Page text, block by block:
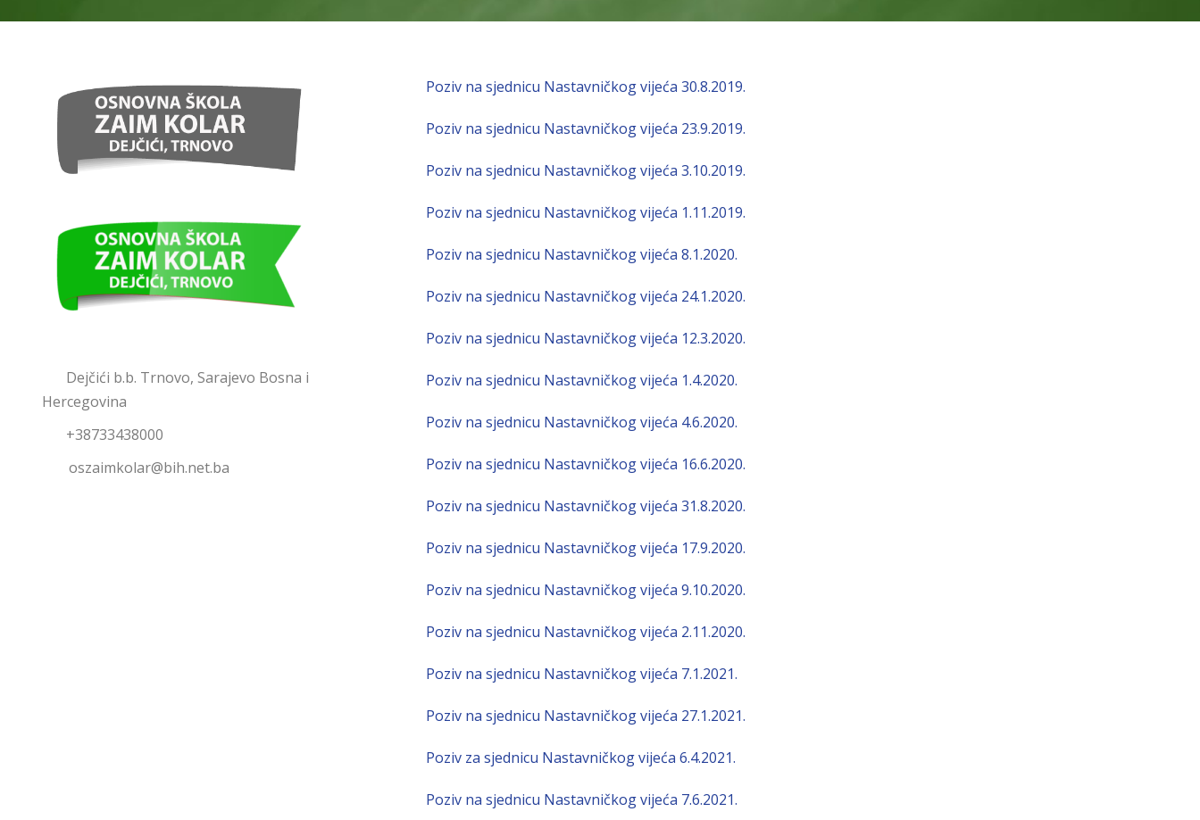
Poziv na sjednicu Nastavničkog vijeća 30.8.2019.
Poziv na sjednicu Nastavničkog vijeća 23.9.2019.
Poziv na sjednicu Nastavničkog vijeća 3.10.2019.
Poziv na sjednicu Nastavničkog vijeća 1.11.2019.
Poziv na sjednicu Nastavničkog vijeća 8.1.2020.
Poziv na sjednicu Nastavničkog vijeća 24.1.2020.
Poziv na sjednicu Nastavničkog vijeća 12.3.2020.
Poziv na sjednicu Nastavničkog vijeća 1.4.2020.
Poziv na sjednicu Nastavničkog vijeća 4.6.2020.
Poziv na sjednicu Nastavničkog vijeća 16.6.2020.
Poziv na sjednicu Nastavničkog vijeća 31.8.2020.
Poziv na sjednicu Nastavničkog vijeća 17.9.2020.
Poziv na sjednicu Nastavničkog vijeća 9.10.2020.
Poziv na sjednicu Nastavničkog vijeća 2.11.2020.
Poziv na sjednicu Nastavničkog vijeća 7.1.2021.
Poziv na sjednicu Nastavničkog vijeća 27.1.2021.
Poziv za sjednicu Nastavničkog vijeća 6.4.2021.
Poziv na sjednicu Nastavničkog vijeća 7.6.2021.
Dejčići b.b. Trnovo, Sarajevo Bosna i
Hercegovina
+38733438000
oszaimkolar@bih.net.ba